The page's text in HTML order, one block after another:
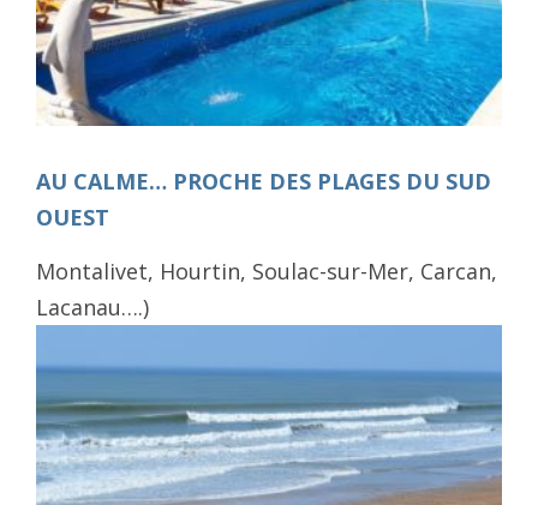
AU CALME… PROCHE DES PLAGES DU SUD
OUEST
Montalivet, Hourtin, Soulac-sur-Mer, Carcan,
Lacanau….)